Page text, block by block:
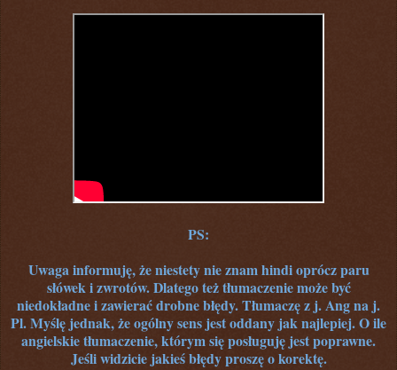
PS:
Uwaga informuję, że niestety nie znam hindi oprócz paru
słówek i zwrotów. Dlatego też tłumaczenie może być
niedokładne i zawierać drobne błędy. Tłumaczę z j. Ang na j.
Pl. Myślę jednak, że ogólny sens jest oddany jak najlepiej. O ile
angielskie tłumaczenie, którym się posługuję jest poprawne.
Jeśli widzicie jakieś błędy proszę o korektę.